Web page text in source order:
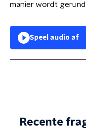
manier wordt gerund.
Speel audio af
Recente